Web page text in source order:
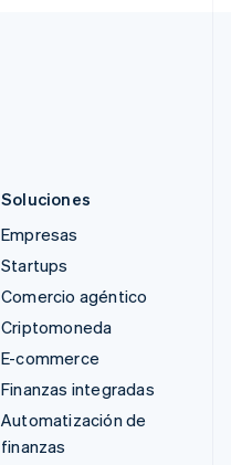
Soluciones
Empresas
Startups
Comercio agéntico
Criptomoneda
E-commerce
Finanzas integradas
Automatización de
finanzas